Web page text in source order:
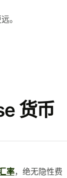
。
货币
率，绝无隐性费